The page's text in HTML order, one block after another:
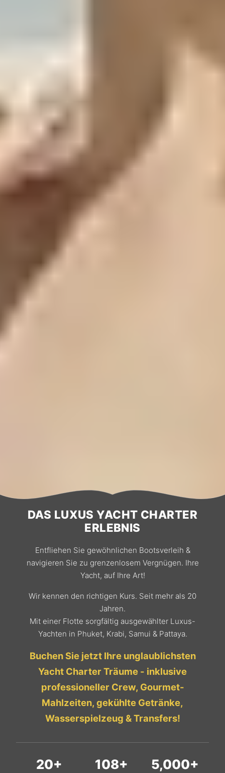
DAS LUXUS YACHT CHARTER
ERLEBNIS
Entfliehen Sie gewöhnlichen Bootsverleih &
navigieren Sie zu grenzenlosem Vergnügen. Ihre
Yacht, auf Ihre Art!
Wir kennen den richtigen Kurs. Seit mehr als 20
Jahren.
Mit einer Flotte sorgfältig ausgewählter Luxus-
Yachten in Phuket, Krabi, Samui & Pattaya.
Buchen Sie jetzt Ihre unglaublichsten
Yacht Charter Träume - inklusive
professioneller Crew, Gourmet-
Mahlzeiten, gekühlte Getränke,
Wasserspielzeug & Transfers!
20+ 108+ 5,000+